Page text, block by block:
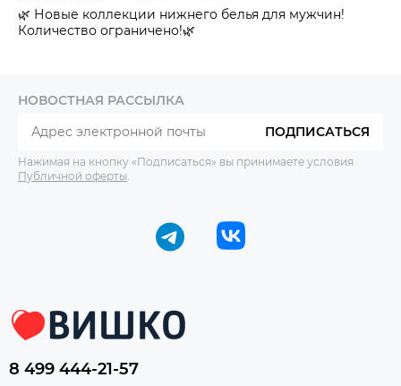
🌿 Новые коллекции нижнего белья для мужчин!
Количество ограничено!🌿
НОВОСТНАЯ РАССЫЛКА
ПОДПИСАТЬСЯ
Нажимая на кнопку «Подписаться» вы принимаете условия
Публичной оферты
8 499 444-21-57